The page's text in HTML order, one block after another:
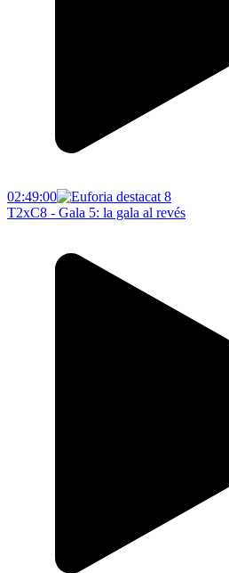
02:49:00
T2xC8 - Gala 5: la gala al revés